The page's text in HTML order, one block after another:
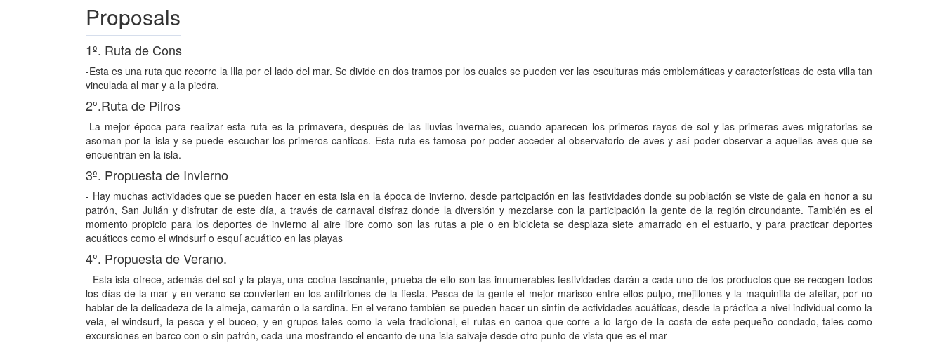
Proposals
1º. Ruta de Cons
-Esta es una ruta que recorre la Illa por el lado del mar. Se divide en dos tramos por los cuales se pueden ver las esculturas más emblemáticas y características de esta villa tan
vinculada al mar y a la piedra.
2º.Ruta de Pilros
-La mejor época para realizar esta ruta es la primavera, después de las lluvias invernales, cuando aparecen los primeros rayos de sol y las primeras aves migratorias se
asoman por la isla y se puede escuchar los primeros canticos. Esta ruta es famosa por poder acceder al observatorio de aves y así poder observar a aquellas aves que se
encuentran en la isla.
3º. Propuesta de Invierno
- Hay muchas actividades que se pueden hacer en esta isla en la época de invierno, desde partcipación en las festividades donde su población se viste de gala en honor a su
patrón, San Julián y disfrutar de este día, a través de carnaval disfraz donde la diversión y mezclarse con la participación la gente de la región circundante. También es el
momento propicio para los deportes de invierno al aire libre como son las rutas a pie o en bicicleta se desplaza siete amarrado en el estuario, y para practicar deportes
acuáticos como el windsurf o esquí acuático en las playas
4º. Propuesta de Verano.
- Esta isla ofrece, además del sol y la playa, una cocina fascinante, prueba de ello son las innumerables festividades darán a cada uno de los productos que se recogen todos
los días de la mar y en verano se convierten en los anfitriones de la fiesta. Pesca de la gente el mejor marisco entre ellos pulpo, mejillones y la maquinilla de afeitar, por no
hablar de la delicadeza de la almeja, camarón o la sardina. En el verano también se pueden hacer un sinfín de actividades acuáticas, desde la práctica a nivel individual como la
vela, el windsurf, la pesca y el buceo, y en grupos tales como la vela tradicional, el rutas en canoa que corre a lo largo de la costa de este pequeño condado, tales como
excursiones en barco con o sin patrón, cada una mostrando el encanto de una isla salvaje desde otro punto de vista que es el mar